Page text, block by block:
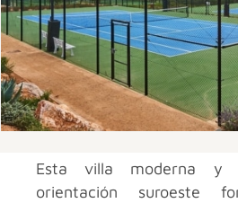
Esta villa moderna y
orientación suroeste